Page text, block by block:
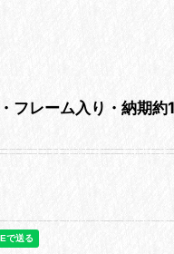
フレーム入り・納期約